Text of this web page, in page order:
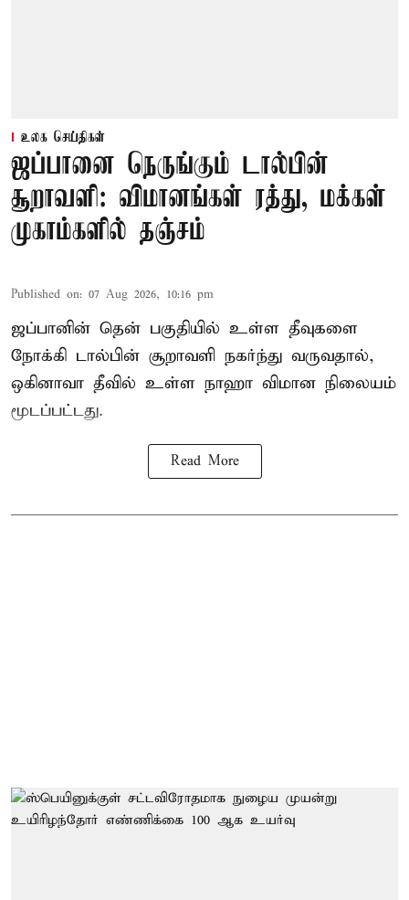
உலக செய்திகள்
ஜப்பானை நெருங்கும் டால்பின்
சூறாவளி: விமானங்கள் ரத்து, மக்கள்
முகாம்களில் தஞ்சம்
Published on: 07 Aug 2026, 10:16 pm
ஜப்பானின் தென் பகுதியில் உள்ள தீவுகளை
நோக்கி டால்பின் சூறாவளி நகர்ந்து வருவதால்,
ஒகினாவா தீவில் உள்ள நாஹா விமான நிலையம்
மூடப்பட்டது.
Read More